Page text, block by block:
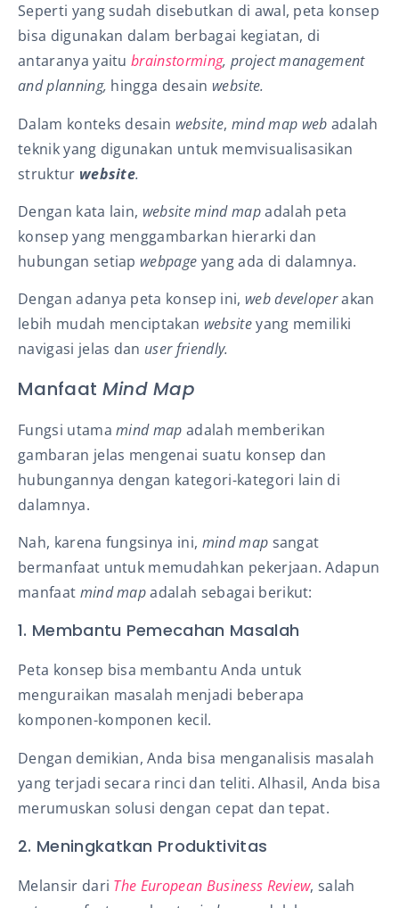
Seperti yang sudah disebutkan di awal, peta konsep
bisa digunakan dalam berbagai kegiatan, di
antaranya yaitubrainstorming, project management
and planning, hingga desain website.
Dalam konteks desain website, mind map web adalah
teknik yang digunakan untuk memvisualisasikan
struktur website.
Dengan kata lain, websitemind mapadalah peta
konsep yang menggambarkan hierarki dan
hubungan setiap webpage yang ada di dalamnya.
Dengan adanya peta konsep ini, web developerakan
lebih mudah menciptakan websiteyang memiliki
navigasi jelas dan user friendly.
Manfaat Mind Map
Fungsi utamamind mapadalah memberikan
gambaran jelas mengenai suatu konsep dan
hubungannya dengan kategori-kategori lain di
dalamnya.
Nah, karena fungsinya ini, mind map sangat
bermanfaat untuk memudahkan pekerjaan. Adapun
manfaat mind mapadalah sebagai berikut:
1. Membantu Pemecahan Masalah
Peta konsep bisa membantu Anda untuk
menguraikan masalah menjadi beberapa
komponen-komponen kecil.
Dengan demikian, Anda bisa menganalisis masalah
yang terjadi secara rinci dan teliti. Alhasil, Anda bisa
merumuskan solusi dengan cepat dan tepat.
2. Meningkatkan Produktivitas
Melansir dari The European Business Review, salah